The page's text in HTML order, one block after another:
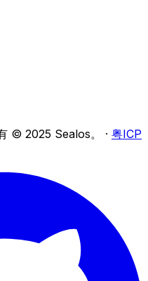
© 2025 Sealos。
· 粤ICP